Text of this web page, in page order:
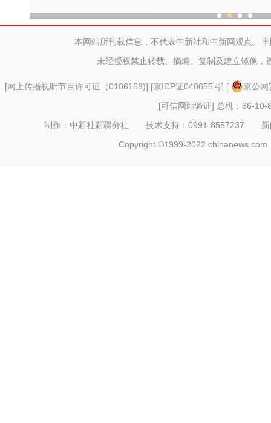
本网站所刊载信息，不代表中新社和中新网观点。
未经授权禁止转载、摘编、复制及建立镜像，
[网上传播视听节目许可证（0106168)] [京ICP证040655号] [
京公
[可信网站验证] 总机：86-10-
制作：中新社新疆分社 技术支持：0991-8557237
Copyright ©1999-2022